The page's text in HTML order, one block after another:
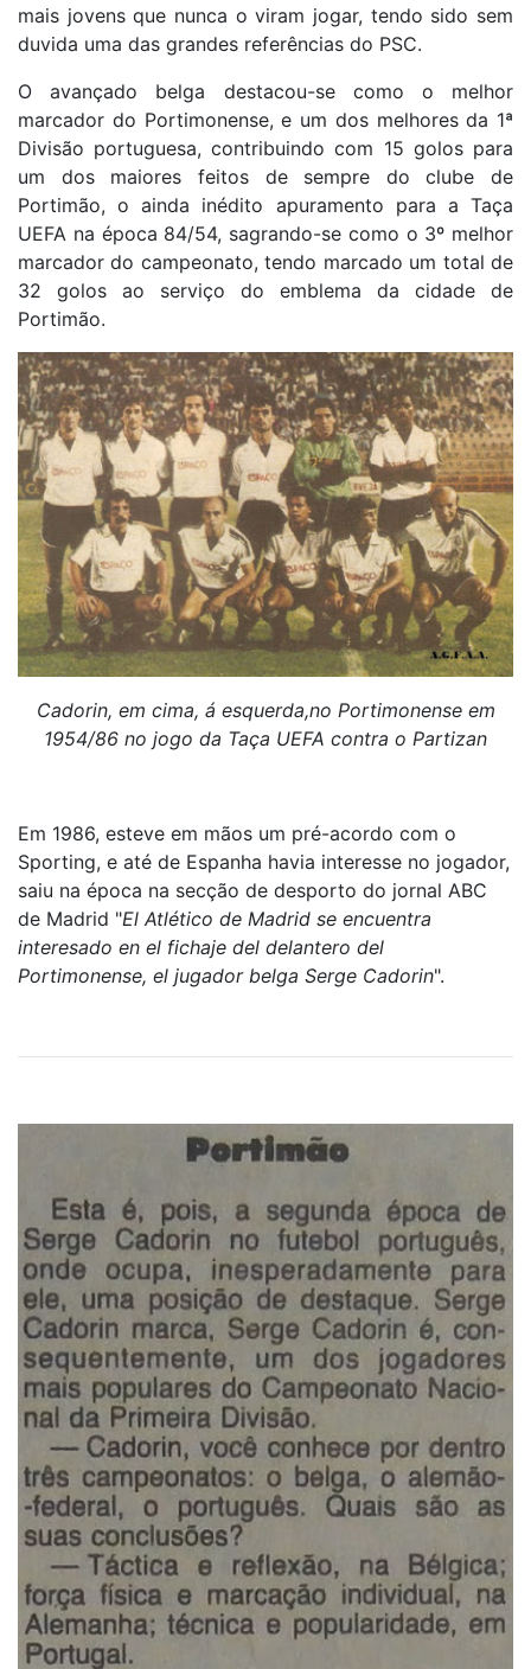
mais jovens que nunca o viram jogar, tendo sido sem
duvida uma das grandes referências do PSC.
O avançado belga destacou-se como o melhor
marcador do Portimonense, e um dos melhores da 1ª
Divisão portuguesa, contribuindo com 15 golos para
um dos maiores feitos de sempre do clube de
Portimão, o ainda inédito apuramento para a Taça
UEFA na época 84/54, sagrando-se como o 3º melhor
marcador do campeonato, tendo marcado um total de
32 golos ao serviço do emblema da cidade de
Portimão.
Cadorin, em cima, á esquerda,no Portimonense em
1954/86 no jogo da Taça UEFA contra o Partizan
Em 1986, esteve em mãos um pré-acordo com o
Sporting, e até de Espanha havia interesse no jogador,
saiu na época na secção de desporto do jornal ABC
de Madrid "El Atlético de Madrid se encuentra
interesado en el fichaje del delantero del
Portimonense, el jugador belga Serge Cadorin".